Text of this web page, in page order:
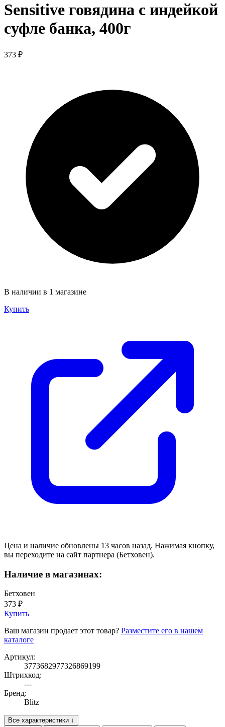
Sensitive говядина с индейкой
суфле банка, 400г
373 ₽
В наличии в 1 магазине
Купить
Цена и наличие обновлены 13 часов назад. Нажимая кнопку,
вы переходите на сайт партнера (Бетховен).
Наличие в магазинах:
Бетховен
373 ₽
Купить
Ваш магазин продает этот товар? Разместите его в нашем
каталоге
Артикул:
3773682977326869199
Штрихкод:
---
Бренд:
Blitz
Все характеристики ↓